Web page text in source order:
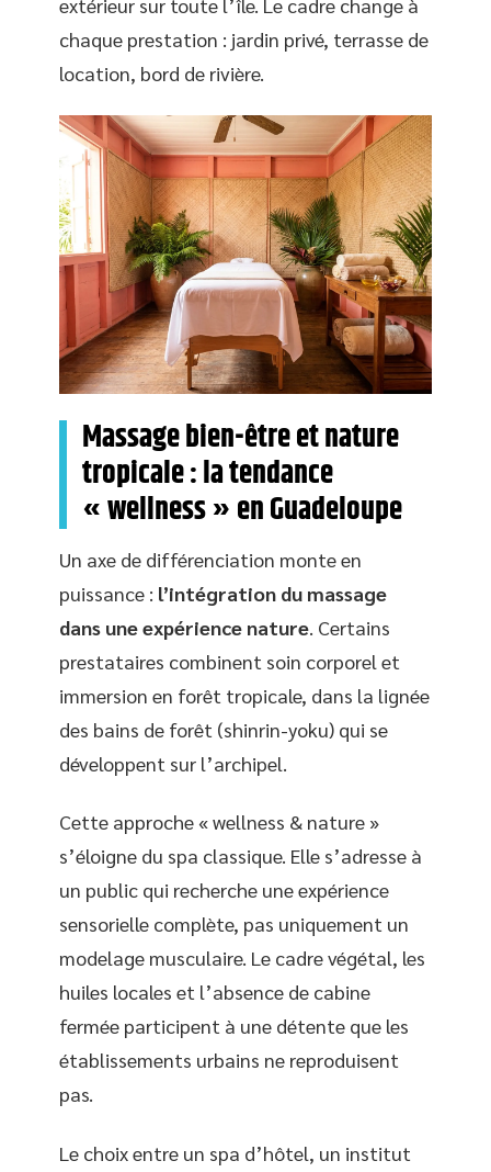
extérieur sur toute l’île. Le cadre change à
chaque prestation : jardin privé, terrasse de
location, bord de rivière.
Massage bien-être et nature
tropicale : la tendance
« wellness » en Guadeloupe
Un axe de différenciation monte en
puissance : l’intégration du massage
dans une expérience nature. Certains
prestataires combinent soin corporel et
immersion en forêt tropicale, dans la lignée
des bains de forêt (shinrin-yoku) qui se
développent sur l’archipel.
Cette approche « wellness & nature »
s’éloigne du spa classique. Elle s’adresse à
un public qui recherche une expérience
sensorielle complète, pas uniquement un
modelage musculaire. Le cadre végétal, les
huiles locales et l’absence de cabine
fermée participent à une détente que les
établissements urbains ne reproduisent
pas.
Le choix entre un spa d’hôtel, un institut